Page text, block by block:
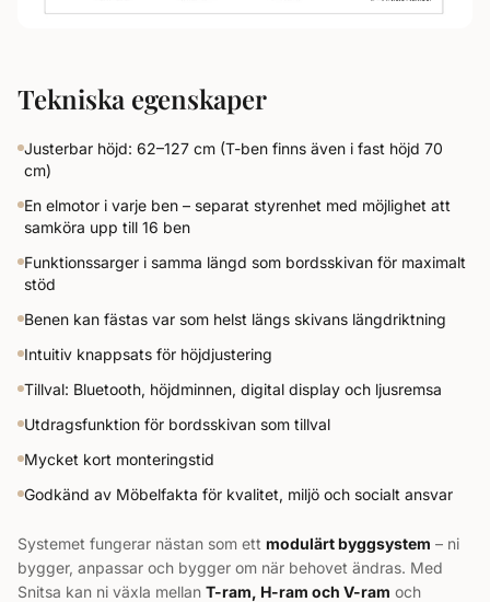
Tekniska egenskaper
Justerbar höjd: 62–127 cm (T-ben finns även i fast höjd 70
cm)
En elmotor i varje ben – separat styrenhet med möjlighet att
samköra upp till 16 ben
Funktionssarger i samma längd som bordsskivan för maximalt
stöd
Benen kan fästas var som helst längs skivans längdriktning
Intuitiv knappsats för höjdjustering
Tillval: Bluetooth, höjdminnen, digital display och ljusremsa
Utdragsfunktion för bordsskivan som tillval
Mycket kort monteringstid
Godkänd av Möbelfakta för kvalitet, miljö och socialt ansvar
Systemet fungerar nästan som ett modulärt byggsystem – ni
bygger, anpassar och bygger om när behovet ändras. Med
Snitsa kan ni växla mellan T-ram, H-ram och V-ram och